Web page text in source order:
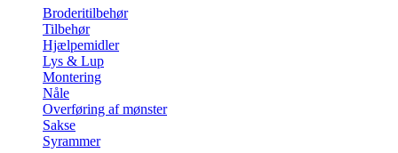
Broderitilbehør
Tilbehør
Hjælpemidler
Lys & Lup
Montering
Nåle
Overføring af mønster
Sakse
Syrammer